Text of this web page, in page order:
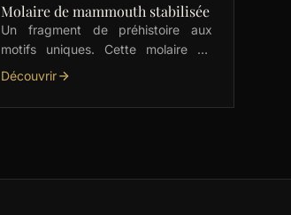
Molaire de mammouth stabilisée
Un fragment de préhistoire aux
motifs uniques. Cette molaire de
mammouth stabilisée, avec ses
pour les manches de …
Découvrir